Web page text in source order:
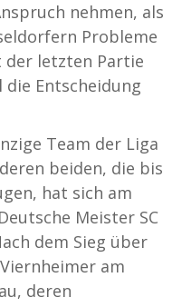
nehmen, als
Probleme
der letzten Partie
die Entscheidung
Team der Liga
beiden, die bis
hat sich am
Meister SC
dem Sieg über
am
deren